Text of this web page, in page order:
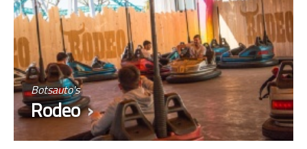
Botsauto's
Rodeo